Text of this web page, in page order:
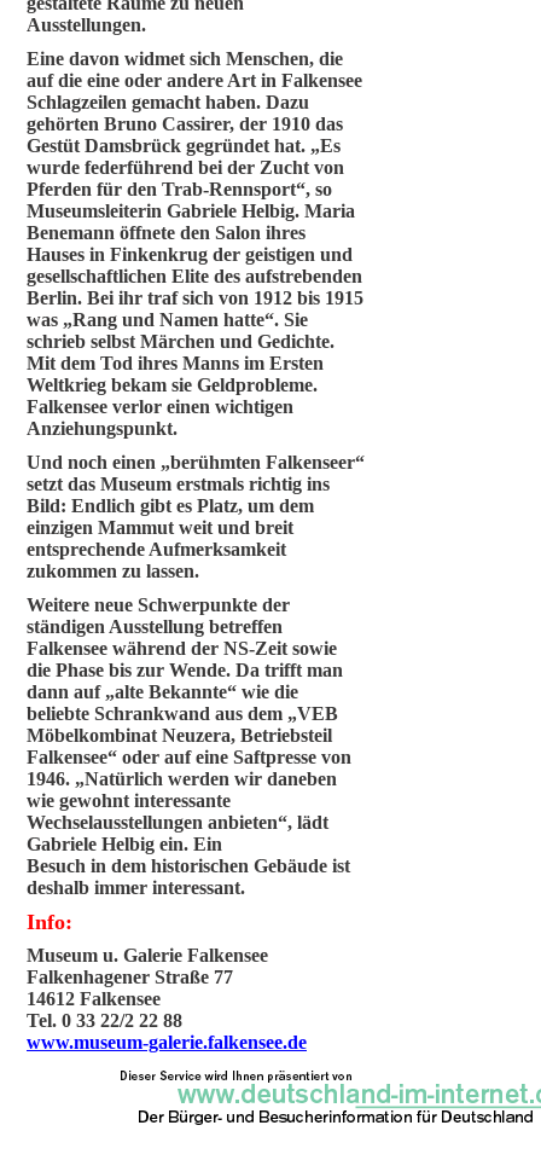
Ausstellungen.
Eine davon widmet sich Menschen, die
auf die eine oder andere Art in Falkensee
Schlagzeilen gemacht haben. Dazu
gehörten Bruno Cassirer, der 1910 das
Gestüt Damsbrück gegründet hat. „Es
wurde federführend bei der Zucht von
Pferden für den Trab-Rennsport“, so
Museumsleiterin Gabriele Helbig. Maria
Benemann öffnete den Salon ihres
Hauses in Finkenkrug der geistigen und
gesellschaftlichen Elite des aufstrebenden
Berlin. Bei ihr traf sich von 1912 bis 1915
was „Rang und Namen hatte“. Sie
schrieb selbst Märchen und Gedichte.
Mit dem Tod ihres Manns im Ersten
Weltkrieg bekam sie Geldprobleme.
Falkensee verlor einen wichtigen
Anziehungspunkt.
Und noch einen „berühmten Falkenseer“
setzt das Museum erstmals richtig ins
Bild: Endlich gibt es Platz, um dem
einzigen Mammut weit und breit
entsprechende Aufmerksamkeit
zukommen zu lassen.
Weitere neue Schwerpunkte der
ständigen Ausstellung betreffen
Falkensee während der NS-Zeit sowie
die Phase bis zur Wende. Da trifft man
dann auf „alte Bekannte“ wie die
beliebte Schrankwand aus dem „VEB
Möbelkombinat Neuzera, Betriebsteil
Falkensee“ oder auf eine Saftpresse von
1946. „Natürlich werden wir daneben
wie gewohnt interessante
Wechselausstellungen anbieten“, lädt
Gabriele Helbig ein. Ein
Besuch in dem historischen Gebäude ist
deshalb immer interessant.
Info:
Museum u. Galerie Falkensee
Falkenhagener Straße 77
14612 Falkensee
Tel. 0 33 22/2 22 88
www.museum-galerie.falkensee.de